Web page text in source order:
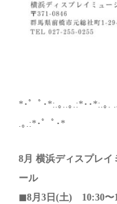
*･゜ﾟ･*:.｡..｡.:*･･*:.｡.
.｡.:*･゜ﾟ･*
8月 横浜ディスプレイ
ール
◼︎8月3日(土) 10:30〜